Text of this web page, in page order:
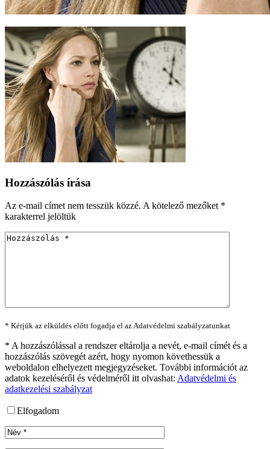
Hozzászólás írása
Az e-mail címet nem tesszük közzé. A kötelező mezőket *
karakterrel jelöltük
* Kérjük az elküldés előtt fogadja el az Adatvédelmi szabályzatunkat
* A hozzászólással a rendszer eltárolja a nevét, e-mail címét és a
hozzászólás szövegét azért, hogy nyomon követhessük a
weboldalon elhelyezett megjegyzéseket. További információt az
adatok kezeléséről és védelméről itt olvashat: Adatvédelmi és
adatkezelési szabályzat
Elfogadom